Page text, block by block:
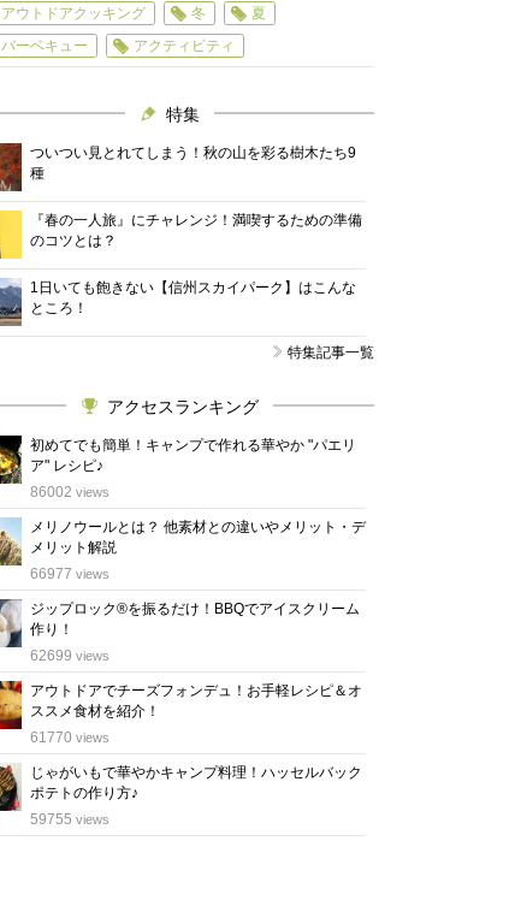
アウトドアクッキング
冬
夏
バーベキュー
アクティビティ
特集
ついつい見とれてしまう！秋の山を彩る樹木たち9
種
『春の一人旅』にチャレンジ！満喫するための準備
のコツとは？
1日いても飽きない【信州スカイパーク】はこんな
ところ！
特集記事一覧
アクセスランキング
初めてでも簡単！キャンプで作れる華やか "パエリ
ア" レシピ♪
86002 views
メリノウールとは？ 他素材との違いやメリット・デ
メリット解説
66977 views
ジップロック®を振るだけ！BBQでアイスクリーム
作り！
62699 views
アウトドアでチーズフォンデュ！お手軽レシピ＆オ
ススメ食材を紹介！
61770 views
じゃがいもで華やかキャンプ料理！ハッセルバック
ポテトの作り方♪
59755 views